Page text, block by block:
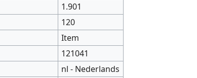
1.901
120
Item
121041
nl - Nederlands